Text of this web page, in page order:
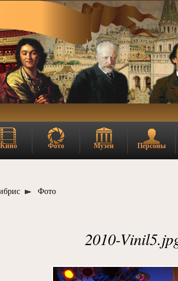
Кино Фото Музеи Персоны
Фото
2010-